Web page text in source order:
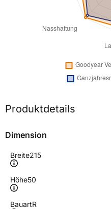
Produktdetails
Dimension
Breite215
Höhe50
BauartR